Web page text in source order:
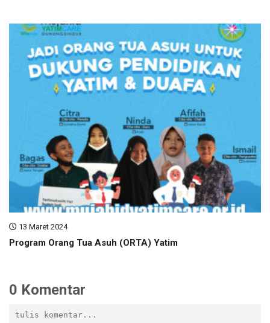
13 Maret 2024
Program Orang Tua Asuh (ORTA) Yatim
0 Komentar